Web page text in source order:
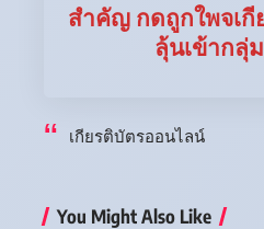
สำคัญ กดถูกใพจเ
ลุ้นเข้ากลุ่
เกียรติบัตรออนไลน์
You Might Also Like